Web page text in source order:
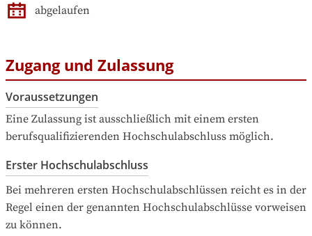
abgelaufen
Zugang und Zulassung
Voraussetzungen
Eine Zulassung ist ausschließlich mit einem ersten
berufsqualifizierenden Hochschulabschluss möglich.
Erster Hochschulabschluss
Bei mehreren ersten Hochschulabschlüssen reicht es in der
Regel einen der genannten Hochschulabschlüsse vorweisen
zu können.